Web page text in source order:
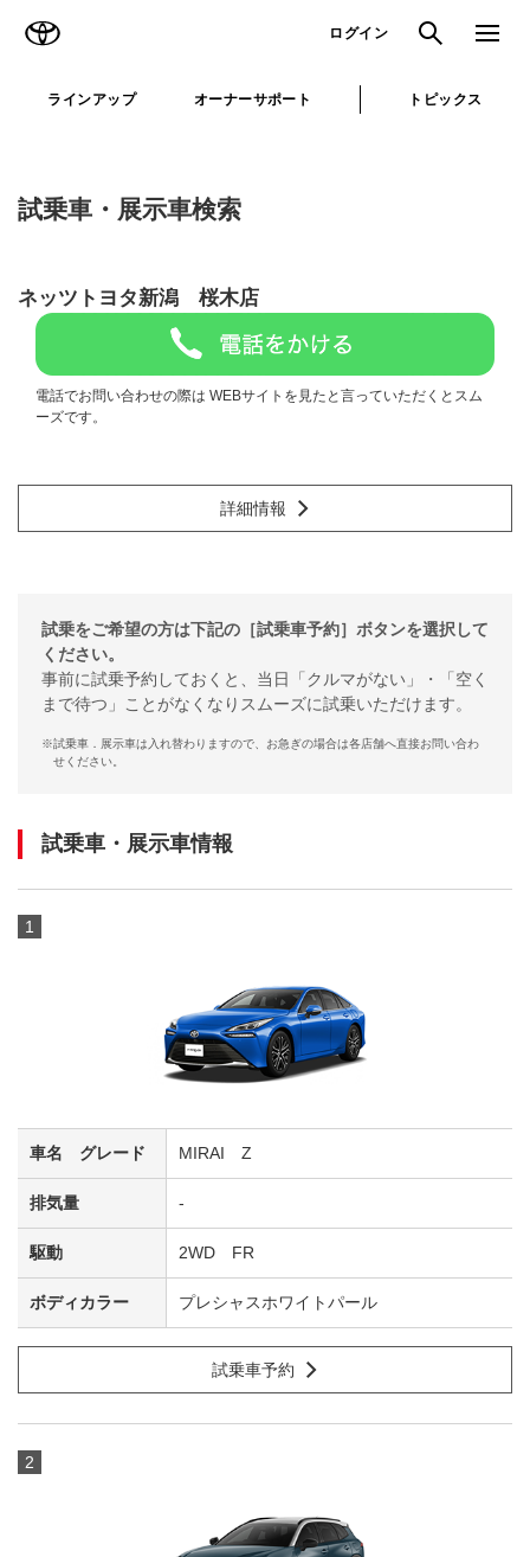
ログイン 検索 メニュ
ラインアップ オーナーサポート トピックス
試乗車・展示車検索
ネッツトヨタ新潟 桜木店
電話でお問い合わせの際は WEBサイトを見たと言っていただくとスム
ーズです。
詳細情報
試乗をご希望の方は下記の［試乗車予約］ボタンを選択して
ください。
事前に試乗予約しておくと、当日「クルマがない」・「空く
まで待つ」ことがなくなりスムーズに試乗いただけます。
※試乗車．展示車は入れ替わりますので、お急ぎの場合は各店舗へ直接お問い合わ
せください。
試乗車・展示車情報
1
MIRAI Z
-
2WD FR
プレシャスホワイトパール
試乗車予約
2